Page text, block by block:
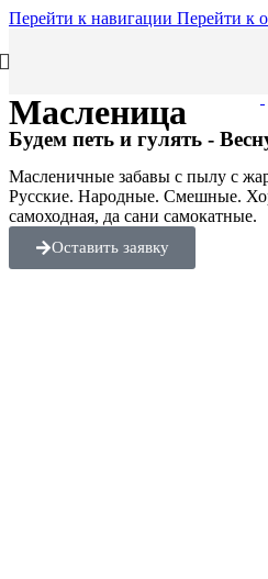
Перейти к навигации Перейти к
Масленица
Будем петь и гулять -
Масленичные забавы с пылу с
Русские. Народные. Смешные.
самоходная, да сани самокатные.
Оставить заявку